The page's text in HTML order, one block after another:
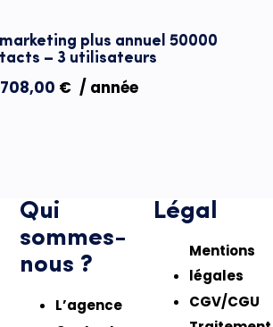
plus annuel 50000
– 3 utilisateurs
€ / année
Qui
sommes-
nous ?
Légal
Mentions
légales